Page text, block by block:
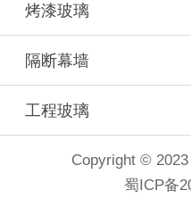
烤漆玻璃
隔断幕墙
工程玻璃
Copyright ©
蜀ICP备